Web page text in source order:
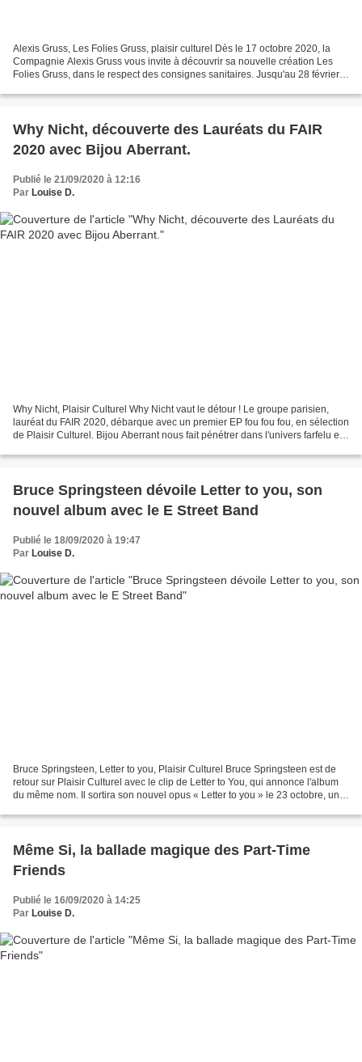
Alexis Gruss, Les Folies Gruss, plaisir culturel Dès le 17 octobre 2020, la
Compagnie Alexis Gruss vous invite à découvrir sa nouvelle création Les
Folies Gruss, dans le respect des consignes sanitaires. Jusqu'au 28 février
Why Nicht, découverte des Lauréats du FAIR
2020 avec Bijou Aberrant.
Publié le 21/09/2020 à 12:16
Par Louise D.
Why Nicht, Plaisir Culturel Why Nicht vaut le détour ! Le groupe parisien,
lauréat du FAIR 2020, débarque avec un premier EP fou fou fou, en sélection
de Plaisir Culturel. Bijou Aberrant nous fait pénétrer dans l'univers farfelu et
Bruce Springsteen dévoile Letter to you, son
nouvel album avec le E Street Band
Publié le 18/09/2020 à 19:47
Par Louise D.
Bruce Springsteen, Letter to you, Plaisir Culturel Bruce Springsteen est de
retour sur Plaisir Culturel avec le clip de Letter to You, qui annonce l'album
du même nom. Il sortira son nouvel opus « Letter to you » le 23 octobre, un
Même Si, la ballade magique des Part-Time
Friends
Publié le 16/09/2020 à 14:25
Par Louise D.